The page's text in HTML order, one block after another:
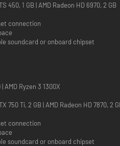
de hasta 4 jugadores.
parte del mundo de Captain
450, 1 GB | AMD Radeon HD 6970, 2 GB
connection
soundcard or onboard chipset
AMD Ryzen 3 1300X
750 Ti, 2 GB | AMD Radeon HD 7870, 2
connection
soundcard or onboard chipset